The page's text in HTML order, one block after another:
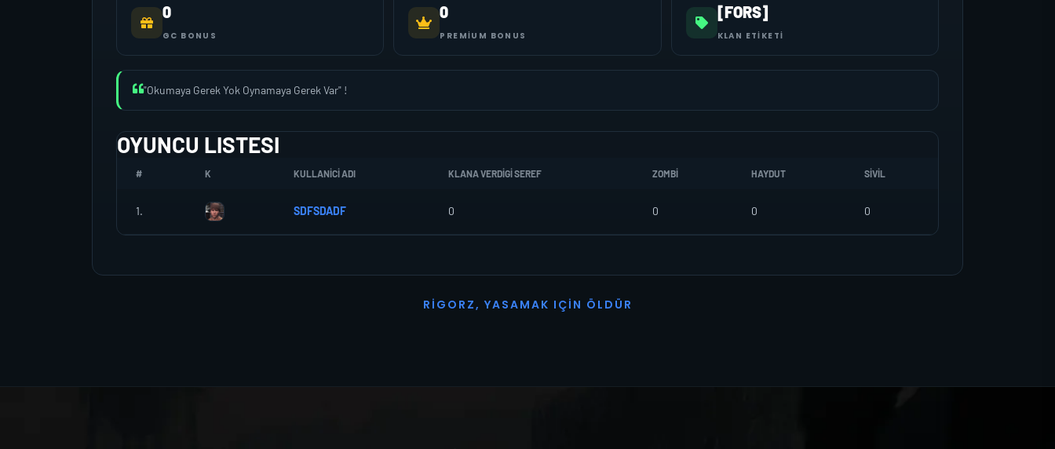
0
GC BONUS
0
PREMIUM BONUS
[FORS]
KLAN ETIKETI
"Okumaya Gerek Yok Oynamaya Gerek Var" !
OYUNCU LISTESI
# K KULLANICI ADI KLANA VERDIGI SEREF ZOMBI HAYDUT SIVIL
1. SDFSDADF 0 0 0 0
R I G O R Z, YASAMAK I ÇI N Ö L D Ü R